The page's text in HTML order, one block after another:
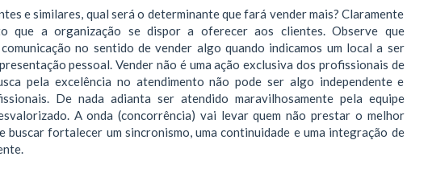
e similares, qual será o determinante que fará vender mais? Claramente
que a organização se dispor a oferecer aos clientes. Observe que
no sentido de vender algo quando indicamos um local a ser
pessoal. Vender não é uma ação exclusiva dos profissionais de
pela excelência no atendimento não pode ser algo independente e
De nada adianta ser atendido maravilhosamente pela equipe
A onda (concorrência) vai levar quem não prestar o melhor
fortalecer um sincronismo, uma continuidade e uma integração de